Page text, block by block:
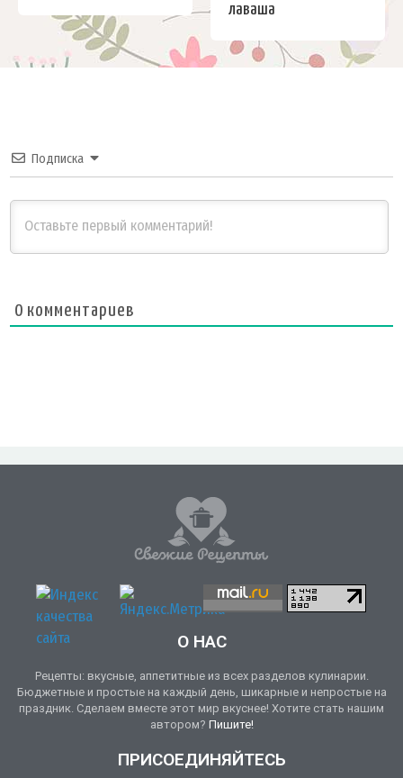
лаваша
Подписка
0 комментариев
О НАС
Рецепты: вкусные, аппетитные из всех разделов кулинарии.
Бюджетные и простые на каждый день, шикарные и непростые на
праздник. Сделаем вместе этот мир вкуснее! Хотите стать нашим
автором? Пишите!
ПРИСОЕДИНЯЙТЕСЬ